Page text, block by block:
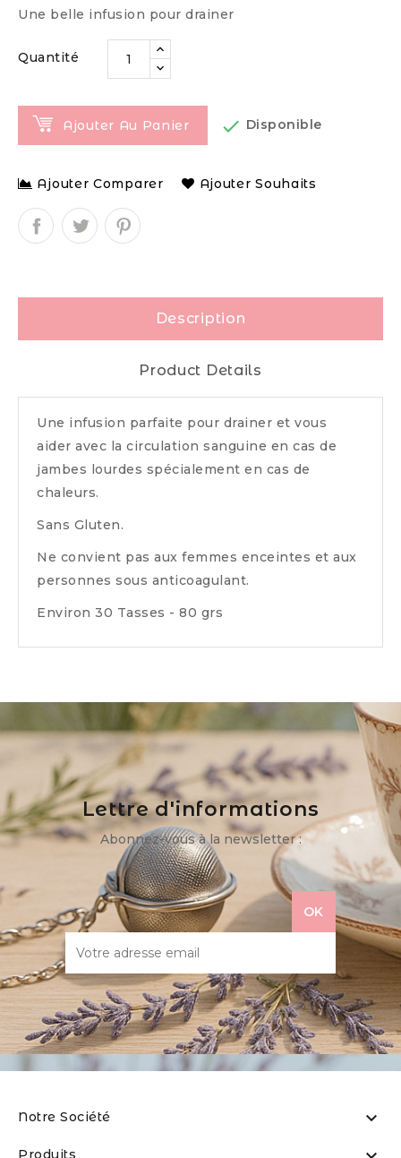
Une belle infusion pour drainer
Quantité
Ajouter Au Panier  Disponible
Ajouter Comparer Ajouter Souhaits
Description
Product Details
Une infusion parfaite pour drainer et vous
aider avec la circulation sanguine en cas de
jambes lourdes spécialement en cas de
chaleurs.
Sans Gluten.
Ne convient pas aux femmes enceintes et aux
personnes sous anticoagulant.
Environ 30 Tasses - 80 grs
Lettre d'informations
Abonnez-vous à la newsletter :
Notre Société 
Produits